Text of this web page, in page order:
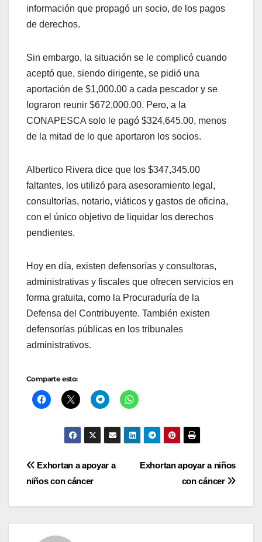
información que propagó un socio, de los pagos
de derechos.
Sin embargo, la situación se le complicó cuando
aceptó que, siendo dirigente, se pidió una
aportación de $1,000.00 a cada pescador y se
lograron reunir $672,000.00. Pero, a la
CONAPESCA solo le pagó $324,645.00, menos
de la mitad de lo que aportaron los socios.
Albertico Rivera dice que los $347,345.00
faltantes, los utilizó para asesoramiento legal,
consultorías, notario, viáticos y gastos de oficina,
con el único objetivo de liquidar los derechos
pendientes.
Hoy en día, existen defensorías y consultoras,
administrativas y fiscales que ofrecen servicios en
forma gratuita, como la Procuraduría de la
Defensa del Contribuyente. También existen
defensorías públicas en los tribunales
administrativos.
Comparte esto:
Navegación
Exhortan apoyar a niños
con cáncer
Exhortan a apoyar a
niños con cáncer